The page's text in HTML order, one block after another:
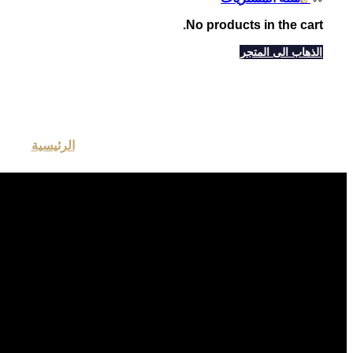
No products in the cart.
الذهاب الى المتجر
الرئيسية